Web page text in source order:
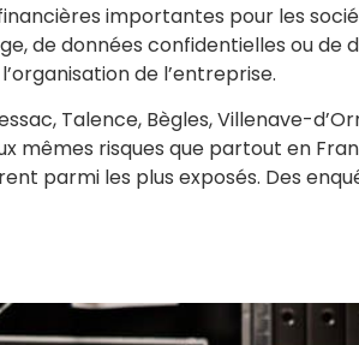
importantes pour les
de données confidentielles ou
de l’entreprise.
Talence, Bègles, Villenave-
risques que partout en
parmi les plus exposés. Des